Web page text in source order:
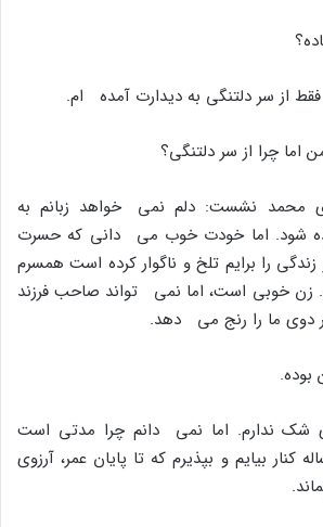
از سر دلتنگى به دیدارت آمده ام.
چرا از سر دلتنگى؟
محمد نشست: دلم نمى خواهد زبانم به
شود. اما خودت خوب مى دانى که حسرت
را برایم تلخ و ناگوار کرده است همسرم
خوبى است، اما نمى تواند صاحب فرزند
دوى ما را رنج مى دهد.
شک ندارم. اما نمى دانم چرا مدتى است
کنار بیایم و بپذیرم که تا پایان عمر، آرزوى